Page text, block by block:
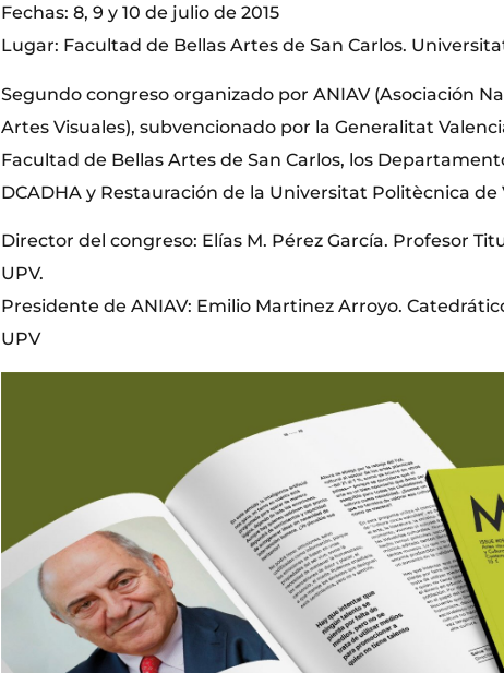
Fechas: 8, 9 y 10 de julio de 2015
Lugar: Facultad de Bellas Artes de San Carlos.
Segundo congreso organizado por ANIAV (Asociación
Artes Visuales), subvencionado por la Generalitat
Facultad de Bellas Artes de San Carlos, los
DCADHA y Restauración de la Universitat Politècnica de
Director del congreso: Elías M. Pérez García. Profesor
UPV.
Presidente de ANIAV: Emilio Martinez Arroyo.
UPV